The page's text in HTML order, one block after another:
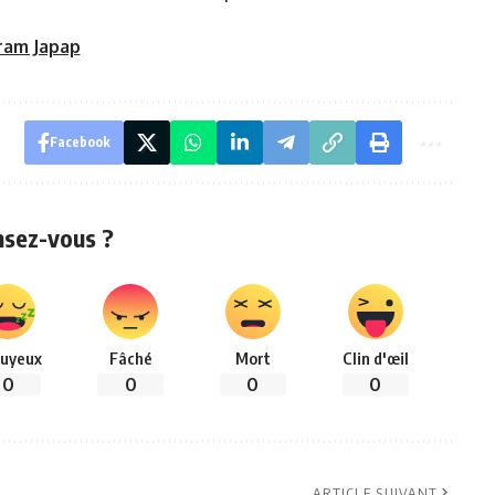
Japap
Facebook
vous ?
0
Fâché
0
Mort
0
Clin d'œil
0